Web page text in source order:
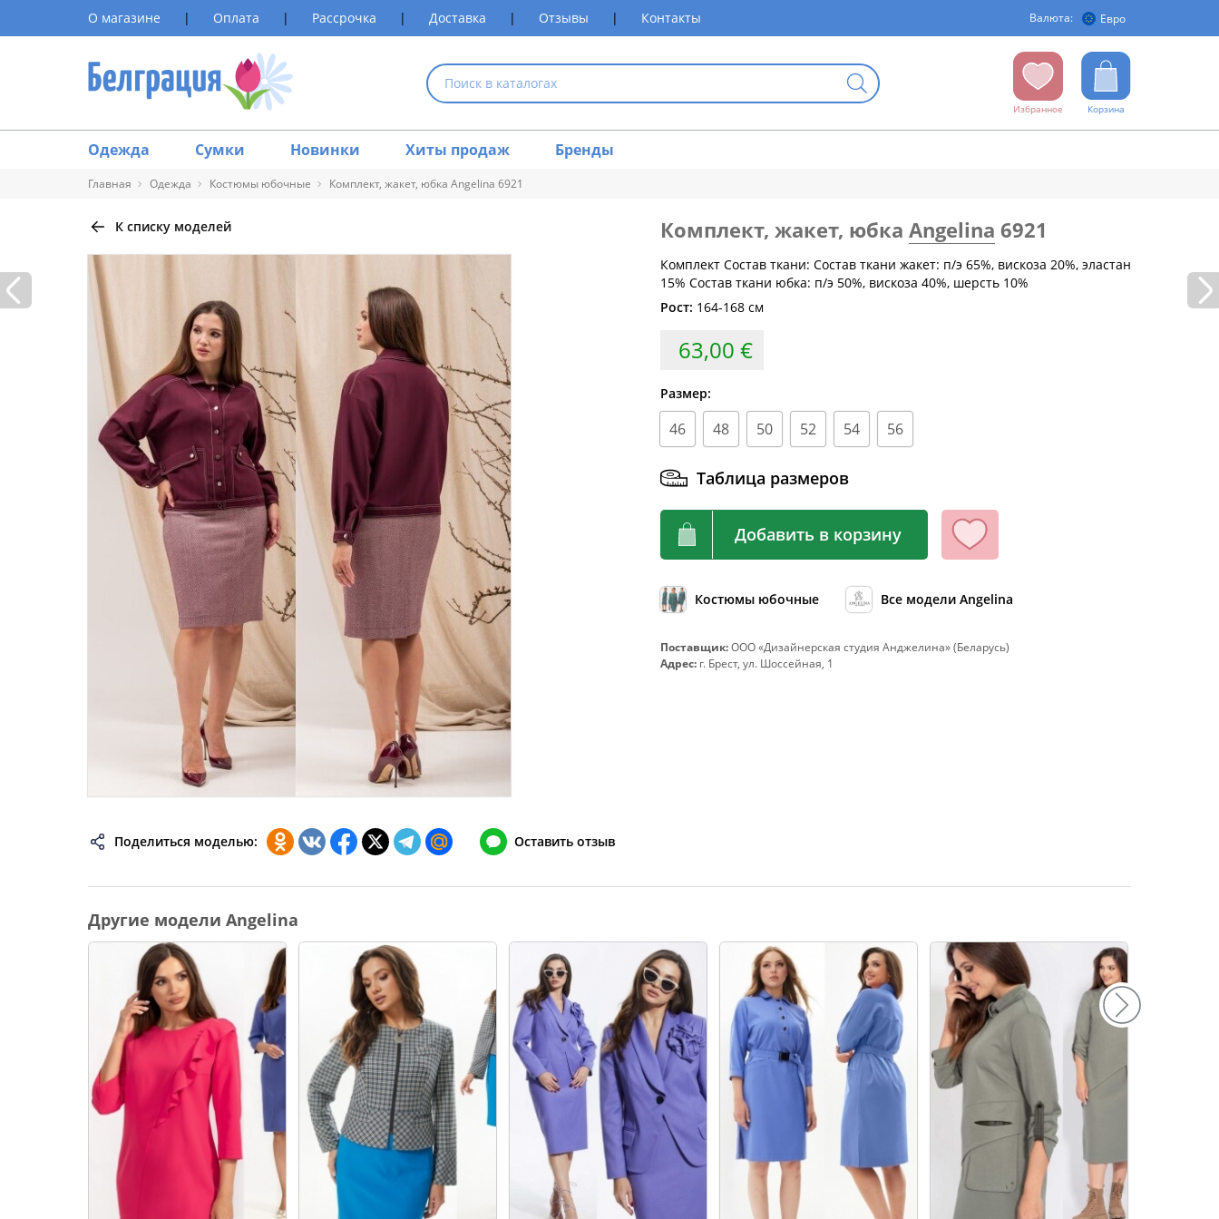
О магазине | Оплата | Рассрочка | Доставка | Отзывы | Контакты Валюта: Евро
Избранное Корзина
Одежда Сумки Новинки Хиты продаж Бренды
Главная Одежда Костюмы юбочные Комплект, жакет, юбка Angelina 6921
Размер Обхват груди (см)
Обхват бедер (см)
40
80
42
84
44
88 68-72
46
92 72-76
100
48
96 76-80
104
50
100 80-84
108
52
104
54
116
56
112 92-96
120
58
116 96-100
124
60
120
62
124 104-108
132
64
128
66
132
70
72
144
74
148
78
156 136-140
164
82
144-148
К списку моделей
Поделиться моделью: Оставить отзыв
Комплект, жакет, юбка Angelina 6921
Комплект Состав ткани: Состав ткани жакет: п/э 65%, вискоза 20%, эластан
15% Состав ткани юбка: п/э 50%, вискоза 40%, шерсть 10%
Рост: 164-168 см
63,00 €
Размер:
46 48 50 52 54 56
Таблица размеров
Добавить в корзину
Костюмы юбочные Все модели Angelina
Поставщик:ООО «Дизайнерская студия Анджелина» (Беларусь)
Адрес: г. Брест, ул. Шоссейная, 1
Другие модели Angelina